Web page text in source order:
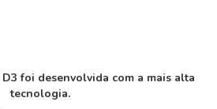
foi desenvolvida com a mais alta
tecnologia.